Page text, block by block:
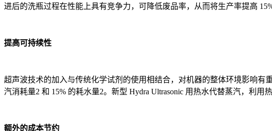
进后的洗瓶过程在性能上具有竞争力，可降低废品率，从而将生产率提高
提高可持续性
超声波技术的加入与传统化学试剂的使用相结合，对机器的整体环境影响
汽消耗量2 和 15% 的耗水量2。新型 Hydra Ultrasonic 用热水代替蒸汽，利用
额外的成本节约